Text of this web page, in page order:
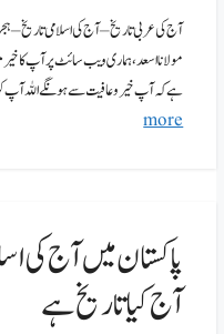
آج کی عربی تاریخ – آج کی اسلامی تاریخ –
مولانا اسعد،ہماری ویب سائٹ پر آپ کا
ہے کہ آپ خیر وعافیت سے ہونگے اللہ آپ
more
پاکستان میں آج کی
آج کیا تاریخ ہے